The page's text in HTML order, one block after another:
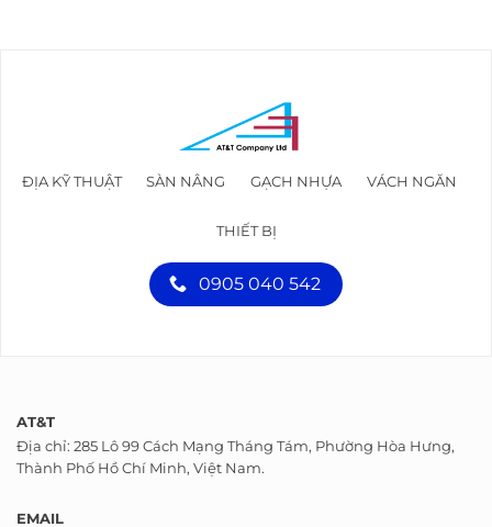
ĐỊA KỸ THUẬT SÀN NÂNG GẠCH NHỰA VÁCH NGĂN
THIẾT BỊ
0905 040 542
AT&T
Địa chỉ: 285 Lô 99 Cách Mạng Tháng Tám, Phường Hòa Hưng,
Thành Phố Hồ Chí Minh, Việt Nam.
EMAIL